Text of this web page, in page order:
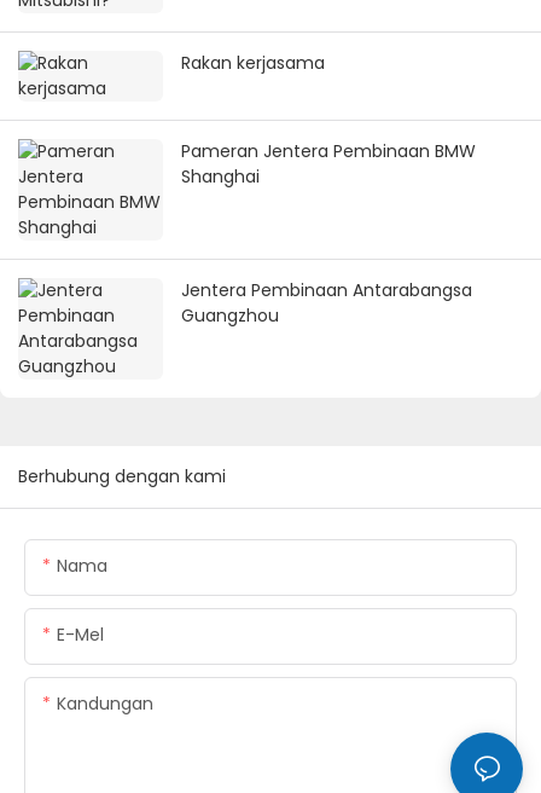
Rakan kerjasama
Pameran Jentera Pembinaan BMW
Shanghai
Jentera Pembinaan Antarabangsa
Guangzhou
Berhubung dengan kami
Nama
E-Mel
Kandungan